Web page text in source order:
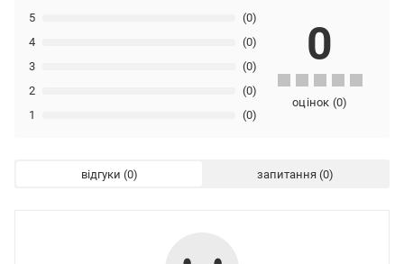
1 (0)
2 (0)
3 (0)
4 (0)
5 (0)
0
оцінок (0)
відгуки запитання